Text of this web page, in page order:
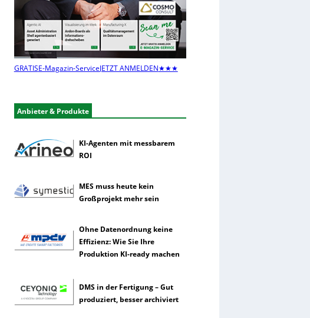
GRATISE-Magazin-ServiceJETZT ANMELDEN★★★
Anbieter & Produkte
KI-Agenten mit messbarem
ROI
MES muss heute kein
Großprojekt mehr sein
Ohne Datenordnung keine
Effizienz: Wie Sie Ihre
Produktion KI-ready machen
DMS in der Fertigung – Gut
produziert, besser archiviert